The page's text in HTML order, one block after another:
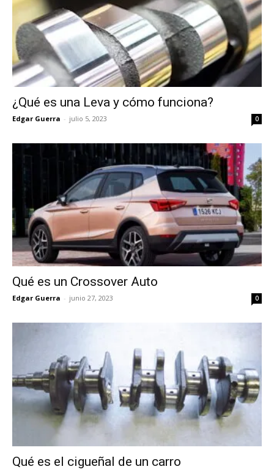
¿Qué es una Leva y cómo funciona?
Edgar Guerra - julio 5, 2023 0
Qué es un Crossover Auto
Edgar Guerra - junio 27, 2023 0
Qué es el cigueñal de un carro